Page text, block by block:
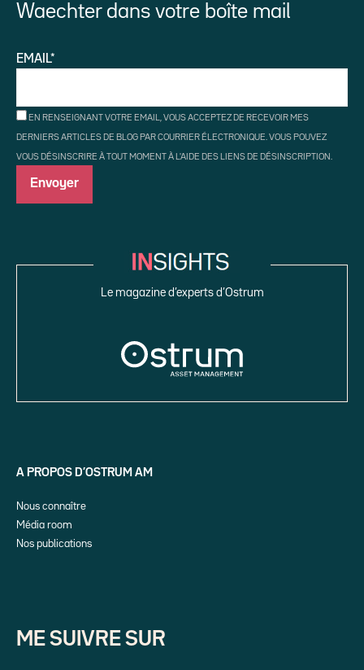
Waechter dans votre boîte mail
EMAIL*
EN RENSEIGNANT VOTRE EMAIL, VOUS ACCEPTEZ DE RECEVOIR MES
DERNIERS ARTICLES DE BLOG PAR COURRIER ÉLECTRONIQUE. VOUS POUVEZ
VOUS DÉSINSCRIRE À TOUT MOMENT À L'AIDE DES LIENS DE DÉSINSCRIPTION.
Le magazine d’experts d’Ostrum
A PROPOS D’OSTRUM AM
Nous connaître
Média room
Nos publications
ME SUIVRE SUR